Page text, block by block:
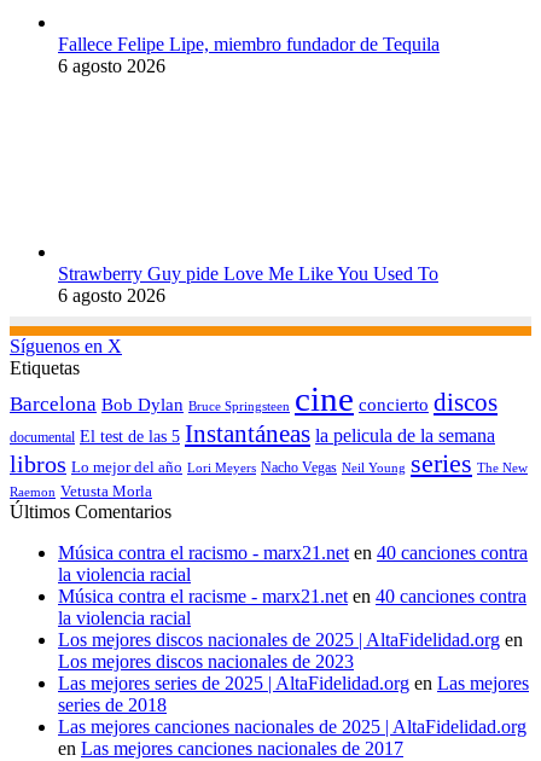
Fallece Felipe Lipe, miembro fundador de Tequila
6 agosto 2026
Strawberry Guy pide Love Me Like You Used To
6 agosto 2026
Síguenos en X
Etiquetas
Barcelona Bob Dylan Bruce Springsteen cine concierto discos
documental El test de las 5 Instantáneas la pelicula de la semana
libros Lo mejor del año Lori Meyers Nacho Vegas Neil Young series The New
Raemon Vetusta Morla
Últimos Comentarios
Música contra el racismo - marx21.neten 40 canciones contra
la violencia racial
Música contra el racisme - marx21.neten 40 canciones contra
la violencia racial
Los mejores discos nacionales de 2025 | AltaFidelidad.org en
Los mejores discos nacionales de 2023
Las mejores series de 2025 | AltaFidelidad.org en Las mejores
series de 2018
Las mejores canciones nacionales de 2025 | AltaFidelidad.org
en Las mejores canciones nacionales de 2017